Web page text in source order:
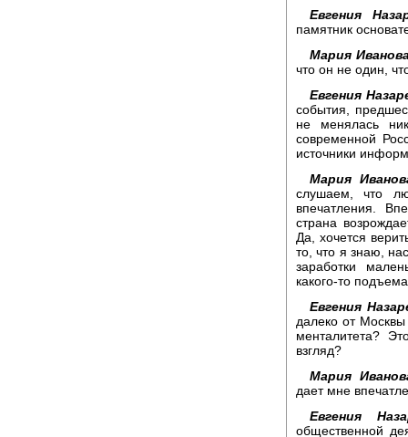
Евгения
памятник
Мария
что он не один,
Евгения
события,
не менялась
современной
источники
Мария
слушаем, что
впечатления.
страна
Да, хочется
то, что я знаю,
заработки
какого-то
Евгения
далеко от
менталитета?
взгляд?
Мария
дает мне
Евгения
общественной